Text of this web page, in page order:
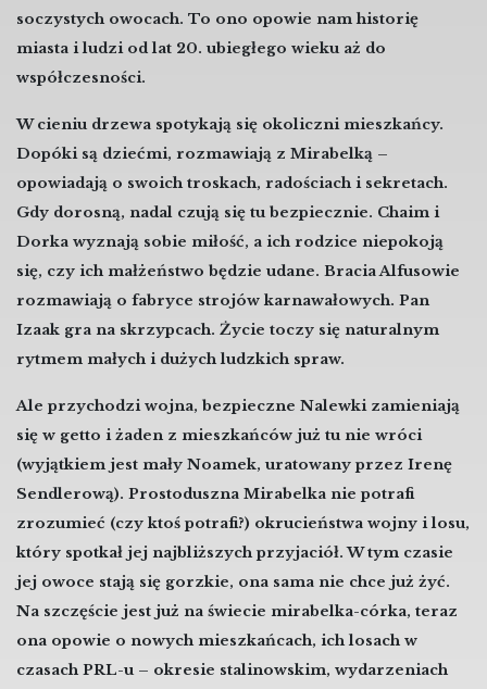
soczystych owocach. To ono opowie nam historię
miasta i ludzi od lat 20. ubiegłego wieku aż do
współczesności.
W cieniu drzewa spotykają się okoliczni mieszkańcy.
Dopóki są dziećmi, rozmawiają z Mirabelką –
opowiadają o swoich troskach, radościach i sekretach.
Gdy dorosną, nadal czują się tu bezpiecznie. Chaim i
Dorka wyznają sobie miłość, a ich rodzice niepokoją
się, czy ich małżeństwo będzie udane. Bracia Alfusowie
rozmawiają o fabryce strojów karnawałowych. Pan
Izaak gra na skrzypcach. Życie toczy się naturalnym
rytmem małych i dużych ludzkich spraw.
Ale przychodzi wojna, bezpieczne Nalewki zamieniają
się w getto i żaden z mieszkańców już tu nie wróci
(wyjątkiem jest mały Noamek, uratowany przez Irenę
Sendlerową). Prostoduszna Mirabelka nie potrafi
zrozumieć (czy ktoś potrafi?) okrucieństwa wojny i losu,
który spotkał jej najbliższych przyjaciół. W tym czasie
jej owoce stają się gorzkie, ona sama nie chce już żyć.
Na szczęście jest już na świecie mirabelka-córka, teraz
ona opowie o nowych mieszkańcach, ich losach w
czasach PRL-u – okresie stalinowskim, wydarzeniach